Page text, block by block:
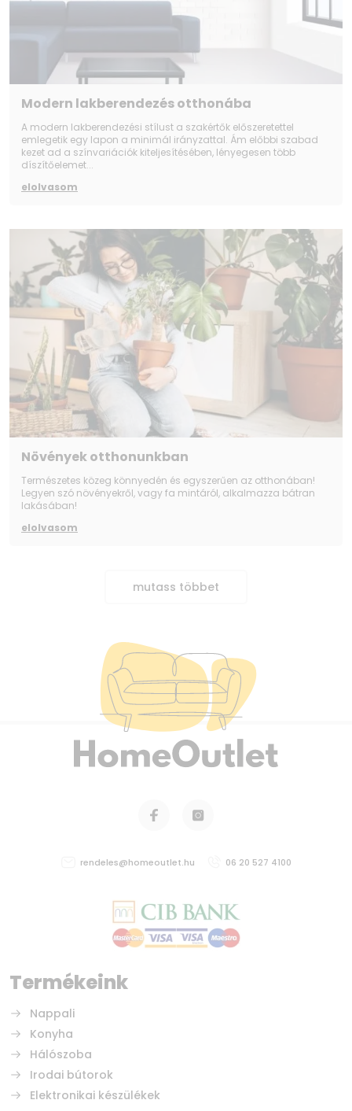
Modern lakberendezés otthonába
A modern lakberendezési stílust a szakértők előszeretettel
emlegetik egy lapon a minimál irányzattal. Ám előbbi szabad
kezet ad a színvariációk kiteljesítésében, lényegesen több
díszítőelemet...
elolvasom
Növények otthonunkban
Természetes közeg könnyedén és egyszerűen az otthonában!
Legyen szó növényekről, vagy fa mintáról, alkalmazza bátran
lakásában!
elolvasom
mutass többet
Termékeink
Nappali
Konyha
Hálószoba
Irodai bútorok
Elektronikai készülékek
rendeles@homeoutlet.hu 06 20 527 4100